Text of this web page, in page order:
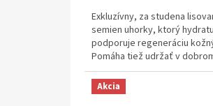
Exkluzívny, za studena
semien uhorky, ktorý
podporuje regeneráciu
Pomáha tiež udržať v
so sklonom k tvorbe
prispieva k upokojeniu
Akcia